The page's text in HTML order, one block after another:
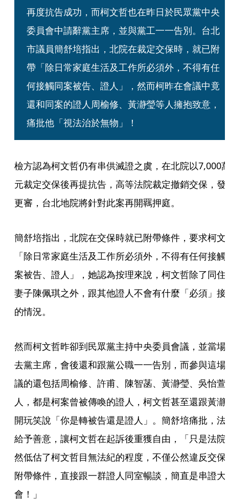
再度抗告成功，而柯文哲也在昨日於民眾黨中央
委員會中請辭黨主席，並與黨工一一告別。台北
市議員簡舒培指出，北院在裁定交保時，就已附
帶「除日常家庭生活及工作所必須外，不得有任
何接觸同案被告、證人」，然而柯昨在會議中竟
還和同案的證人周榆修、黃瀞瑩等人擁抱致意，
痛批他「視法治於無物」！
檢方認為柯文哲仍有串供滅證之虞，在北院以7,000
元裁定交保後再提抗告，高等法院裁定撤銷交保，發
更審，台北地院將針對此案再開羈押庭。
簡舒培指出，北院在交保時就已附帶條件，要求柯文
「除日常家庭生活及工作所必須外，不得有任何接觸
案被告、證人」，她認為按理來說，柯文哲除了同住
妻子陳佩琪之外，跟其他證人不會有什麼「必須」接
的情況。
然而柯文哲昨卻到民眾黨主持中央委員會議，並當場
去黨主席，會後還和跟黨公職一一告別，而參與這場
議的還包括周榆修、許甫、陳智菡、黃瀞瑩、吳怡萱
人，都是柯案曾被傳喚的證人，柯文哲甚至還跟黃瀞
開玩笑說「你是轉被告還是證人」。簡舒培痛批，法
給予善意，讓柯文哲在起訴後重獲自由，「只是法院
然低估了柯文哲目無法紀的程度，不僅公然違反交保
附帶條件，直接跟一群證人同室暢談，簡直是串證大
會！」